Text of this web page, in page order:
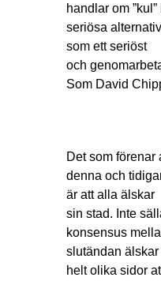
handlar om
seriösa
som ett seriöst
och
Som David
Det som
denna och
är att alla älskar
sin stad. Inte
konsensus
slutändan älskar
helt olika sidor